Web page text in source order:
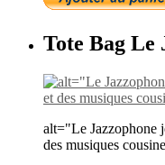
Tote Bag Le
alt="Le Jazzophone
des musiques